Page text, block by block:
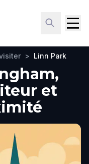
> Linn Park
et